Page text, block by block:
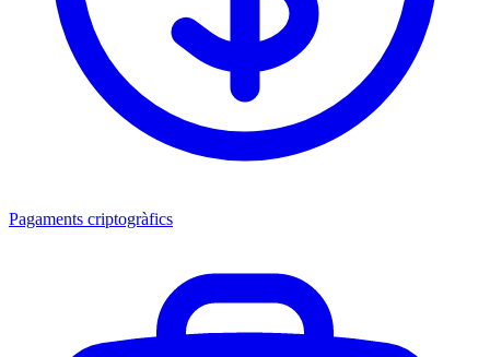
Pagaments criptogràfics